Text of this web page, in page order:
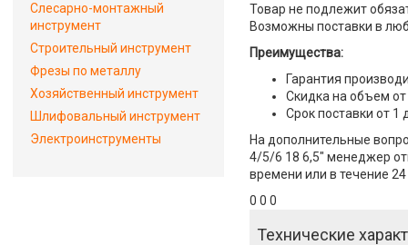
Товар не подлежит
Возможны поставки в
Преимущества:
Гарантия
Скидка на объем от
Срок поставки от 1
На дополнительные
4/5/6 18 6,5" менеджер
времени или в течение
0 0 0
Технические
Слесарно-монтажный
инструмент
Строительный инструмент
Фрезы по металлу
Хозяйственный инструмент
Шлифовальный инструмент
Электроинструменты